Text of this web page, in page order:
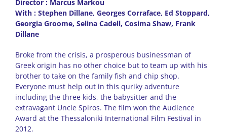
Director : Marcus Markou
With : Stephen Dillane, Georges Corraface, Ed Stoppard,
Georgia Groome, Selina Cadell, Cosima Shaw, Frank
Dillane
Broke from the crisis, a prosperous businessman of
Greek origin has no other choice but to team up with his
brother to take on the family fish and chip shop.
Everyone must help out in this quriky adventure
including the three kids, the babysitter and the
extravagant Uncle Spiros. The film won the Audience
Award at the Thessaloniki International Film Festival in
2012.